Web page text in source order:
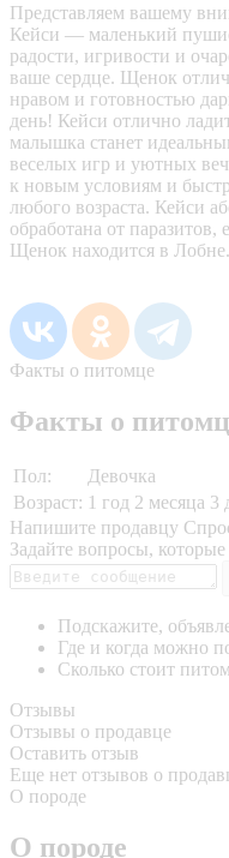
Представляем вашему
Кейси — маленький
радости, игривости и
ваше сердце. Щенок
нравом и готовностью
день! Кейси отлично
малышка станет
веселых игр и уютных
к новым условиям и
любого возраста. Кейси
обработана от паразитов,
Щенок находится в Лобне.
Факты о питомце
Факты о
Пол:
Девочка
Возраст: 1 год 2 месяца 3
Напишите продавцу
Задайте вопросы,
Подскажите,
Где и когда можно
Сколько стоит
Отзывы
Отзывы о продавце
Оставить отзыв
Еще нет отзывов о
О породе
О породе